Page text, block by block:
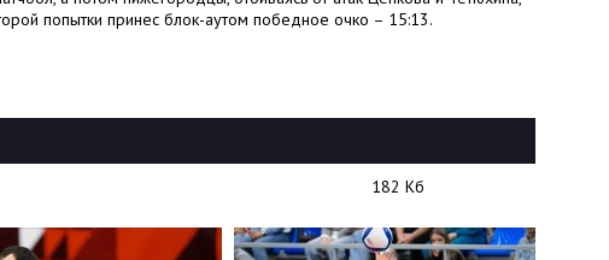
попытки принес блок-аутом победное очко – 15:13.
182 Кб